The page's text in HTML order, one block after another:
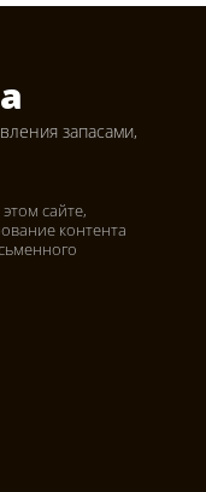
запасами,
сайте,
контента